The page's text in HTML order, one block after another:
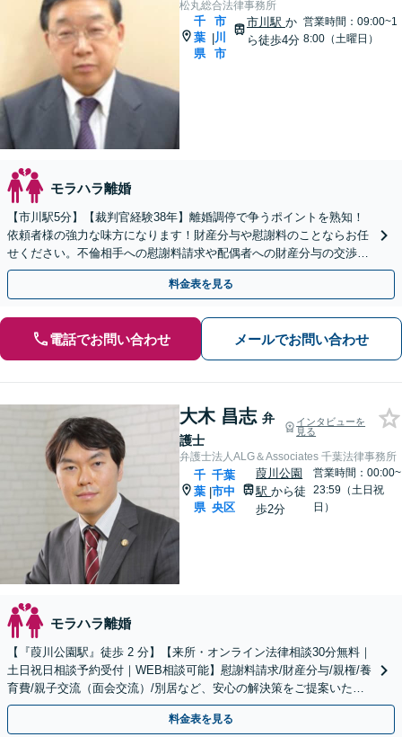
松丸総合法律事務所
千
葉
県
|
市
川
市
市川駅 か
ら徒歩4分
営業時間：09:00~1
8:00（土曜日）
モラハラ離婚
【市川駅5分】【裁判官経験38年】離婚調停で争うポイントを熟知！
依頼者様の強力な味方になります！財産分与や慰謝料のことならお任
せください。不倫相手への慰謝料請求や配偶者への財産分与の交渉も
対応できます。【初回面談無料】【夜間・休日対応可】
料金表を見る
電話でお問い合わせ メールでお問い合わせ
大木 昌志 弁
護士
インタビューを
見る
弁護士法人ALG＆Associates 千葉法律事務所
千
葉
県
|
千葉
市中
央区
葭川公園
駅から徒
歩2分
営業時間：00:00~
23:59（土日祝
日）
モラハラ離婚
【『葭川公園駅』徒歩 2 分】【来所・オンライン法律相談30分無料｜
土日祝日相談予約受付｜WEB相談可能】慰謝料請求/財産分与/親権/養
育費/親子交流（面会交流）/別居など、安心の解決策をご提案いたし
ます
料金表を見る